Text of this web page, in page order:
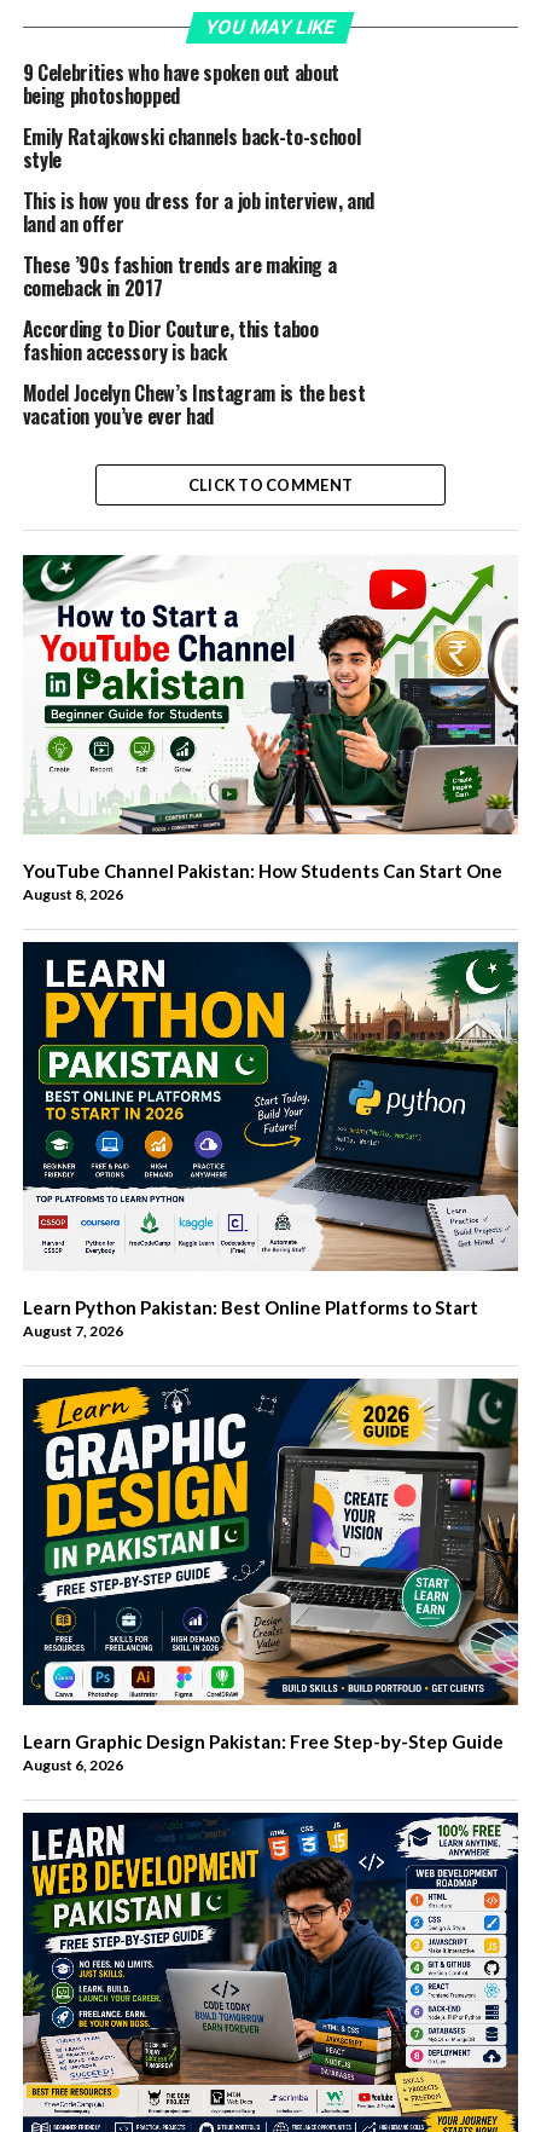
YOU MAY LIKE
9 Celebrities who have spoken out about
being photoshopped
Emily Ratajkowski channels back-to-school
style
This is how you dress for a job interview, and
land an offer
These ’90s fashion trends are making a
comeback in 2017
According to Dior Couture, this taboo
fashion accessory is back
Model Jocelyn Chew’s Instagram is the best
vacation you’ve ever had
CLICK TO COMMENT
YouTube Channel Pakistan: How Students Can Start One
August 8, 2026
Learn Python Pakistan: Best Online Platforms to Start
August 7, 2026
Learn Graphic Design Pakistan: Free Step-by-Step Guide
August 6, 2026